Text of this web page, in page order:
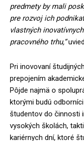
predmety by mali
pre rozvoj ich
vlastných
pracovného trhu,“
Pri inovovaní
prepojením
Pôjde najmä o
ktorými budú
študentov do činnosti
vysokých školách,
kariérnych dní, ktoré